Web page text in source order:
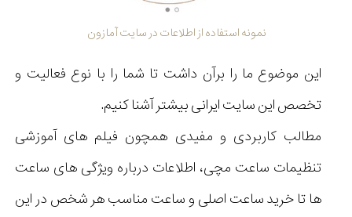
نمونه استفاده از اطلاعات در سایت آمازون
این موضوع ما را برآن داشت تا شما را با نوع فعالیت و
تخصص این سایت ایرانی بیشتر آشنا کنیم.
مطالب کاربردی و مفیدی همچون فیلم های آموزشی
تنظیمات ساعت مچی، اطلاعات درباره ویژگی های ساعت
ها تا خرید ساعت اصلی و ساعت مناسب هر شخص در این